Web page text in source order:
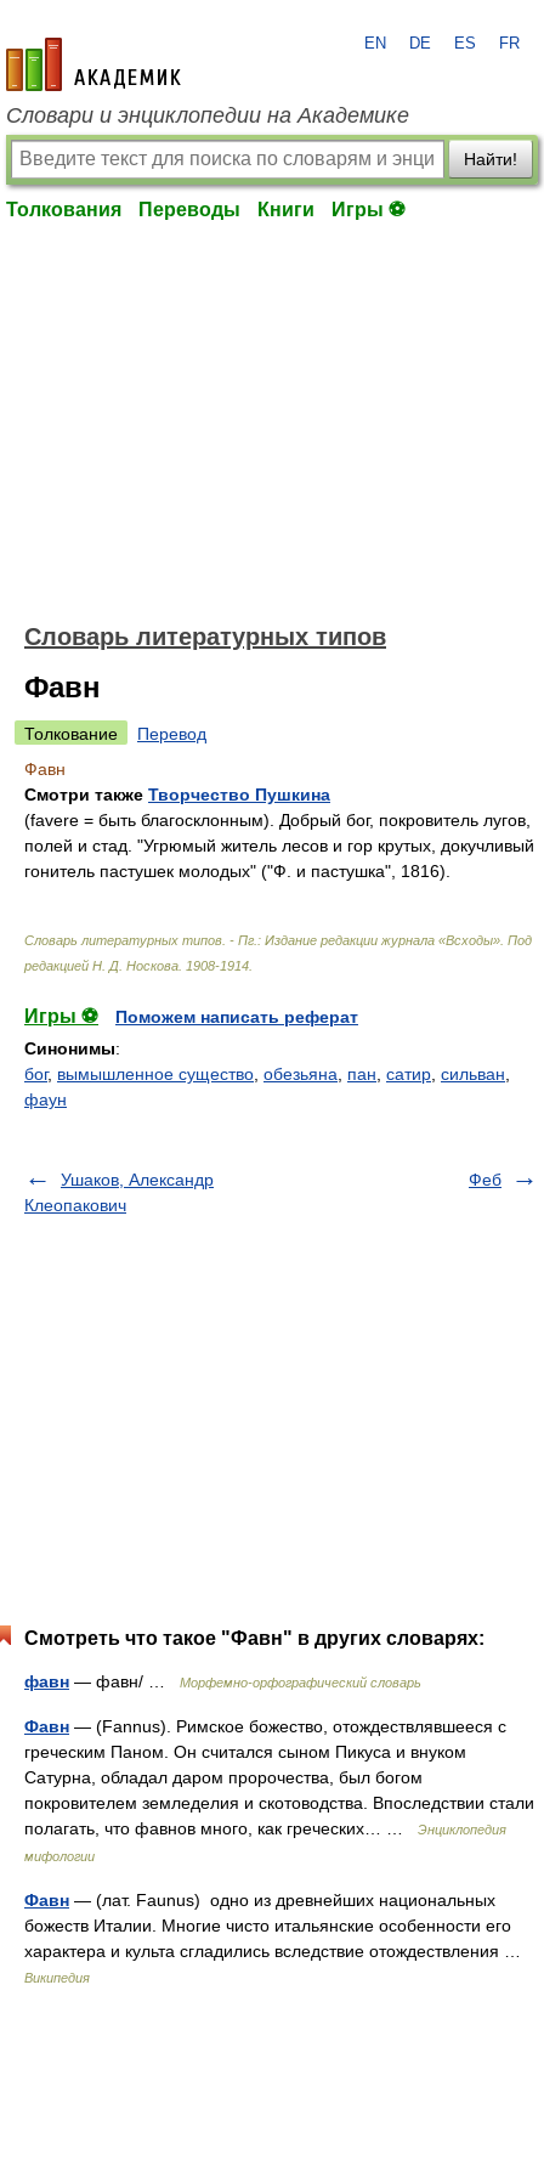
academic.ru
EN DE ES FR
Словари и энциклопедии на Академике
Найти!
Толкования Переводы Книги Игры ⚽
Словарь литературных типов
Фавн
Толкование
Перевод
Фавн
Смотри также Творчество Пушкина
(favere = быть благосклонным). Добрый бог, покровитель лугов,
полей и стад. "Угрюмый житель лесов и гор крутых, докучливый
гонитель пастушек молодых" ("Ф. и пастушка", 1816).
Словарь литературных типов. - Пг.: Издание редакции журнала «Всходы» Под
редакцией Н. Д. Носкова 1908-1914
Игры ⚽
Поможем написать реферат
Синонимы:
бог, вымышленное существо обезьяна пан сатир сильван
фаун
Ушаков, Александр
Клеопакович
Феб
Смотреть что такое "Фавн" в других словарях:
фавн — фавн/ … Морфемно-орфографический словарь
Фавн — (Fannus). Римское божество, отождествлявшееся с
греческим Паном. Он считался сыном Пикуса и внуком
Сатурна, обладал даром пророчества, был богом
покровителем земледелия и скотоводства. Впоследствии стали
полагать, что фавнов много, как греческих… …
Энциклопедия
мифологии
Фавн — (лат. Faunus) одно из древнейших национальных
божеств Италии. Многие чисто итальянские особенности его
характера и культа сгладились вследствие отождествления …
Википедия